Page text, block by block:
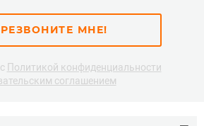
МНЕ!
Политикой конфиденциальности
соглашением